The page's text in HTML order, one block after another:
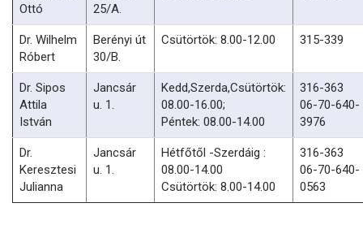
Ottó
25/A.
Dr. Wilhelm
Róbert
Berényi út
30/B.
Csütörtök: 8.00-12.00 315-339
Dr. Sipos
Attila
István
Jancsár
u. 1.
Kedd,Szerda,Csütörtök:
08.00-16.00;
Péntek: 08.00-14.00
316-363
06-70-640-
3976
Dr.
Keresztesi
Julianna
Jancsár
u. 1.
Hétfőtől -Szerdáig :
08.00-14.00
Csütörtök: 8.00-14.00
316-363
06-70-640-
0563